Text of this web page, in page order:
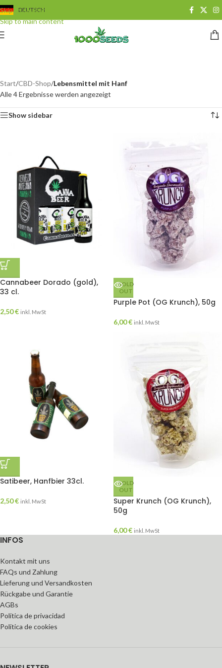
Skip to navigation
Skip to main content
DEUTSCH
Start/CBD-Shop/Lebensmittel mit Hanf
Alle 4 Ergebnisse werden angezeigt
Show sidebar
Cannabeer Dorado (gold),
33 cl.
2,50€ inkl. MwSt
SOLD
OUT
Purple Pot (OG Krunch), 50g
6,00€ inkl. MwSt
Satibeer, Hanfbier 33cl.
2,50€ inkl. MwSt
SOLD
OUT
Super Krunch (OG Krunch),
50g
6,00€ inkl. MwSt
INFOS
Kontakt mit uns
FAQs und Zahlung
Lieferung und Versandkosten
Rückgabe und Garantie
AGBs
Política de privacidad
Política de cookies